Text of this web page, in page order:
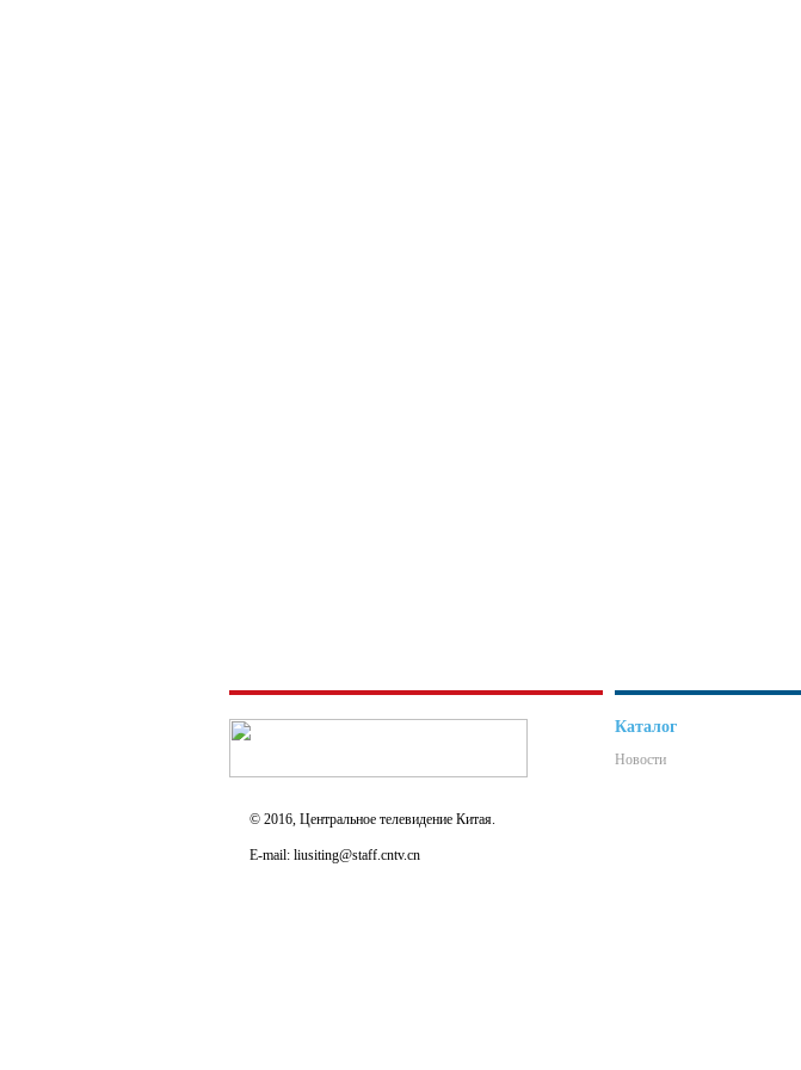
© 2016, Центральное телевидение Китая.
E-mail: liusiting@staff.cntv.cn
Каталог
Новости